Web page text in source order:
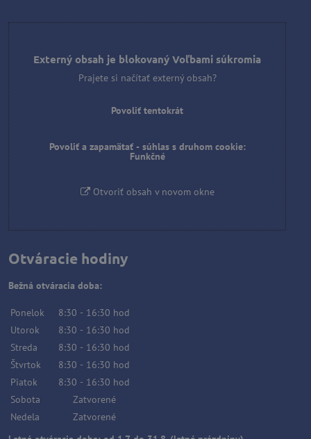
Externý obsah je blokovaný Voľbami súkromia
Prajete si načítať externý obsah?
Povoliť tentokrát
Povoliť a zapamätať - súhlas s druhom cookie:
Funkčné
Otvoriť obsah v novom okne
Otváracie hodiny
Bežná otváracia doba:
Ponelok 8:30 - 16:30 hod
Utorok
8:30 - 16:30 hod
Streda
8:30 - 16:30 hod
Štvrtok
8:30 - 16:30 hod
Piatok
8:30 - 16:30 hod
Sobota
Zatvorené
Nedela
Zatvorené